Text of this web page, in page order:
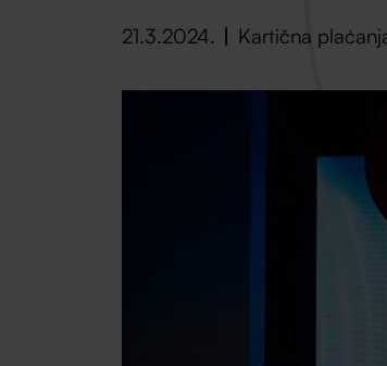
21.3.2024. Kartična